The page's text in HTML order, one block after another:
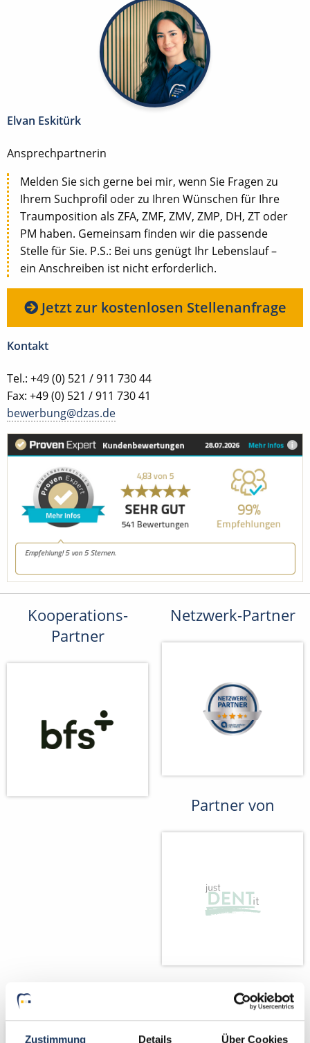
Zustimmung Details Über Cookies
Elvan Eskitürk
Ansprechpartnerin
Melden Sie sich gerne bei mir, wenn Sie Fragen zu
Ihrem Suchprofil oder zu Ihren Wünschen für Ihre
Traumposition als ZFA, ZMF, ZMV, ZMP, DH, ZT oder
PM haben. Gemeinsam finden wir die passende
Stelle für Sie. P.S.: Bei uns genügt Ihr Lebenslauf –
ein Anschreiben ist nicht erforderlich.
Jetzt zur kostenlosen Stellenanfrage
Kontakt
Tel.: +49 (0) 521 / 911 730 44
Fax: +49 (0) 521 / 911 730 41
bewerbung@dzas.de
Kooperations-
Partner
Netzwerk-Partner
Partner von
Wir pflanzen
Bäume